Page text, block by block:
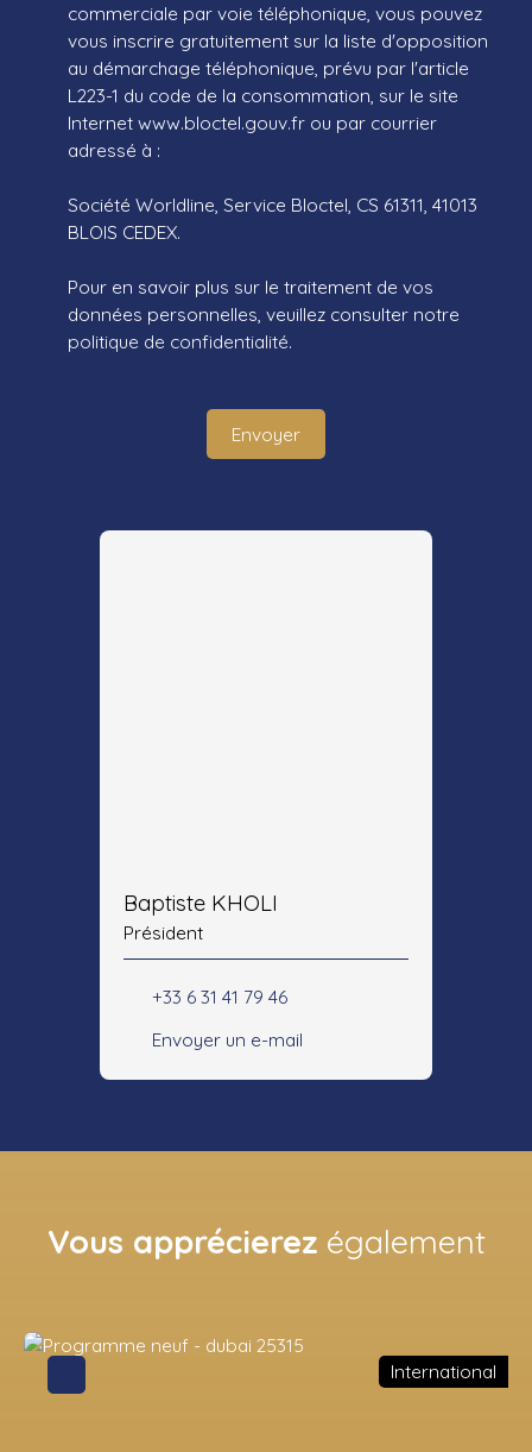
commerciale par voie téléphonique, vous pouvez
vous inscrire gratuitement sur la liste d'opposition
au démarchage téléphonique, prévu par l'article
L223-1 du code de la consommation, sur le site
Internet www.bloctel.gouv.fr ou par courrier
adressé à :
Société Worldline, Service Bloctel, CS 61311, 41013
BLOIS CEDEX.
Pour en savoir plus sur le traitement de vos
données personnelles, veuillez consulter notre
politique de confidentialité.
Envoyer
Baptiste KHOLI
Président
+33 6 31 41 79 46
Envoyer un e-mail
Vous apprécierez également
International